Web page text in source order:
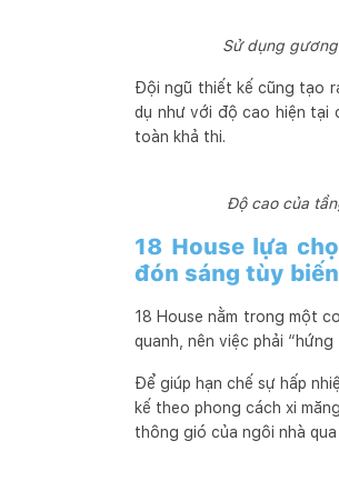
Sử dụng
Đội ngũ thiết kế cũng tạo
dụ như với độ cao hiện tại
toàn khả thi.
Độ cao của
18 House lựa
đón sáng tùy biến
18 House nằm trong một
quanh, nên việc phải
Để giúp hạn chế sự hấp
kế theo phong cách xi
thông gió của ngôi nhà